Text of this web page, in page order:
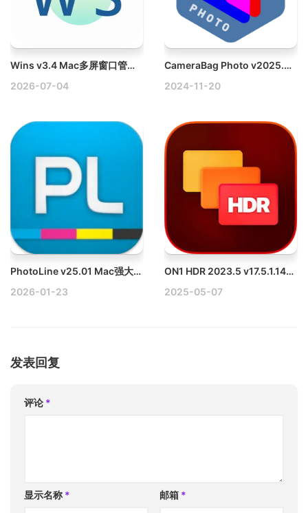
Wins v3.4 Mac多屏窗口管理工具，支持快捷分屏Dock预览
2026-07-04
CameraBag Photo v2025.0.0 Win专业照片滤镜软件破解版
2024-11-20
PhotoLine v25.01 Mac强大的图像编辑软件
2026-01-23
ON1 HDR 2023.5 v17.5.1.14051 Mac HDR照片编辑软件破解版
2025-05-07
发表回复
评论 *
显示名称 * 邮箱 *